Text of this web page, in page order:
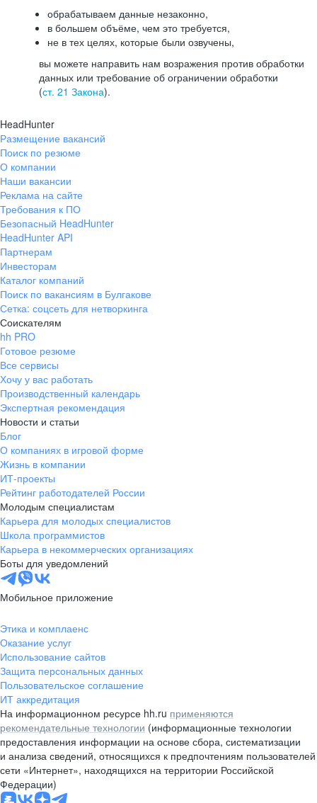
обрабатываем данные незаконно,
в большем объёме, чем это требуется,
не в тех целях, которые были озвучены,
вы можете направить нам возражения против обработки
данных или требование об ограничении обработки
(ст. 21 Закона).
HeadHunter
Размещение вакансий
Поиск по резюме
О компании
Наши вакансии
Реклама на сайте
Требования к ПО
Безопасный HeadHunter
HeadHunter API
Партнерам
Инвесторам
Каталог компаний
Поиск по вакансиям в Булгакове
Сетка: соцсеть для нетворкинга
Соискателям
hh PRO
Готовое резюме
Все сервисы
Хочу у вас работать
Производственный календарь
Экспертная рекомендация
Новости и статьи
Блог
О компаниях в игровой форме
Жизнь в компании
ИТ-проекты
Рейтинг работодателей России
Молодым специалистам
Карьера для молодых специалистов
Школа программистов
Карьера в некоммерческих организациях
Боты для уведомлений
Мобильное приложение
Этика и комплаенс
Оказание услуг
Использование сайтов
Защита персональных данных
Пользовательское соглашение
ИТ аккредитация
На информационном ресурсе hh.ru применяются
рекомендательные технологии (информационные технологии
предоставления информации на основе сбора, систематизации
и анализа сведений, относящихся к предпочтениям пользователей
сети «Интернет», находящихся на территории Российской
Федерации)